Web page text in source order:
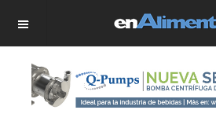
OFF CANVAS